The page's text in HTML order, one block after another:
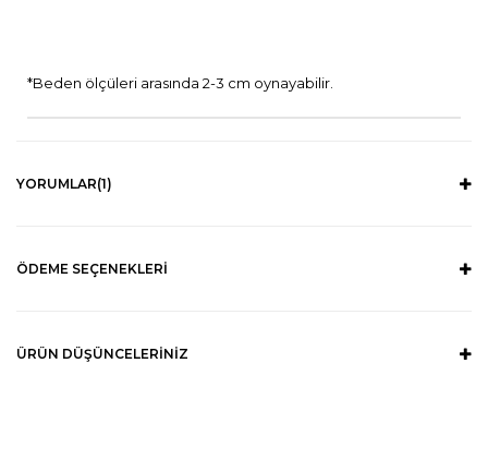
*Beden ölçüleri arasında 2-3 cm oynayabilir.
YORUMLAR(1)
ÖDEME SEÇENEKLERI
ÜRÜN DÜŞÜNCELERINIZ